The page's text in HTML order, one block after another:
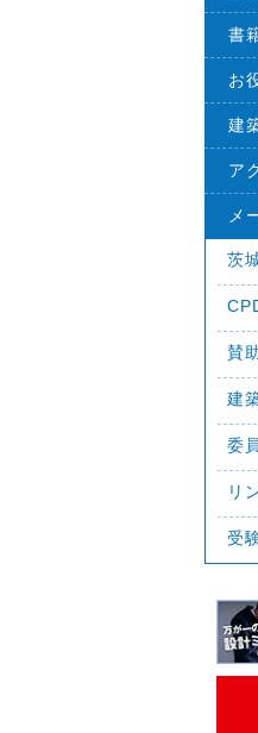
書
お
建
ア
メ
茨
賛
建
委
リ
受